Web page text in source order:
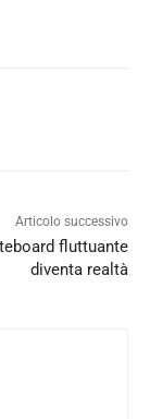
Articolo successivo
fluttuante
diventa realtà